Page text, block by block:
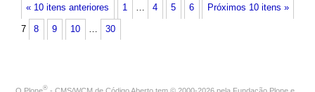
« 10 itens anteriores Próximos 10 itens »
1 … 4 5 6
7 8 9 10 … 30
®